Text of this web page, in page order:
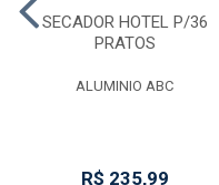
SECADOR HOTEL P/36
PRATOS
ALUMINIO ABC
R$ 235,99